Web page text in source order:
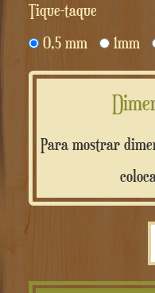
tique-taque
0,5 mm
1mm
Para mostrar